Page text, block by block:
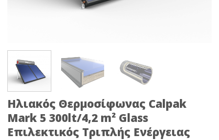
Ηλιακός Θερμοσίφωνας Calpak
Mark 5 300lt/4,2 m² Glass
Επιλεκτικός Τριπλής Ενέργειας